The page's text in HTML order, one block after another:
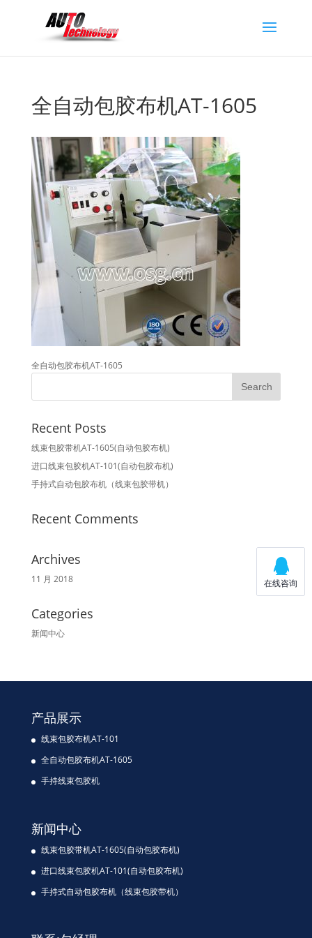
全自动包胶布机AT-1605
全自动包胶布机AT-1605
Recent Posts
线束包胶带机AT-1605(自动包胶布机)
进口线束包胶机AT-101(自动包胶布机)
手持式自动包胶布机（线束包胶带机）
Recent Comments
Archives
11 月 2018
Categories
新闻中心
产品展示
线束包胶布机AT-101
全自动包胶布机AT-1605
手持线束包胶机
新闻中心
线束包胶带机AT-1605(自动包胶布机)
进口线束包胶机AT-101(自动包胶布机)
手持式自动包胶布机（线束包胶带机）